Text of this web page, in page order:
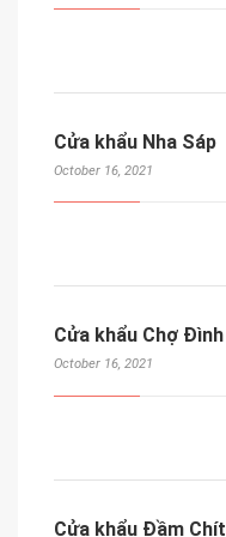
Cửa khẩu Nha Sáp
October 16, 2021
Cửa khẩu Chợ Đình
October 16, 2021
Cửa khẩu Đầm Chít